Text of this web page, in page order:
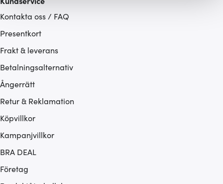
ska anpassas efter det som vi tror att du tycker om. Det
gör också att vi kan analysera vår trafik och göra
som du vill dela med dig av.
Kontakta oss / FAQ
Presentkort
Frakt & leverans
Betalningsalternativ
Ångerrätt
Retur & Reklamation
Köpvillkor
Kampanjvillkor
BRA DEAL
Företag